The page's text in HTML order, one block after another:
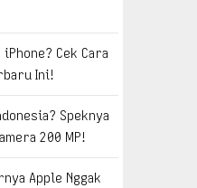
Cek Cara
Ini!
Speknya
200 MP!
Apple Nggak